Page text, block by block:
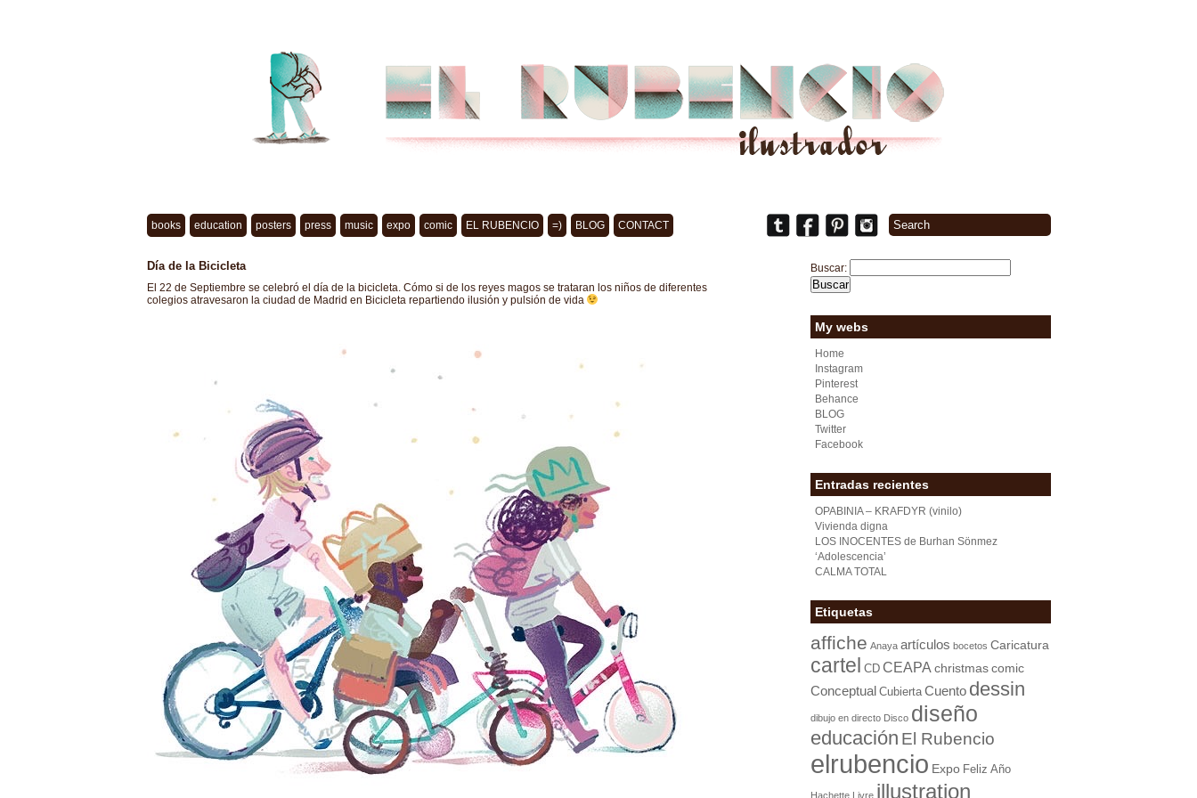
books education posters press music expo comic EL RUBENCIO =) BLOG CONTACT
Día de la Bicicleta
El 22 de Septiembre se celebró el día de la bicicleta. Cómo si de los reyes magos se trataran los niños de diferentes
colegios atravesaron la ciudad de Madrid en Bicicleta repartiendo ilusión y pulsión de vida
Buscar:
My webs
Home
Instagram
Pinterest
Behance
BLOG
Twitter
Facebook
Entradas recientes
OPABINIA – KRAFDYR (vinilo)
Vivienda digna
LOS INOCENTES de Burhan Sönmez
‘Adolescencia’
CALMA TOTAL
Etiquetas
affiche Anaya artículos bocetos Caricatura
cartel CD CEAPA christmas comic
Conceptual Cubierta Cuento dessin
dibujo en directo Disco diseño
educación El Rubencio
elrubencio Expo Feliz Año
Hachette Livre illustration